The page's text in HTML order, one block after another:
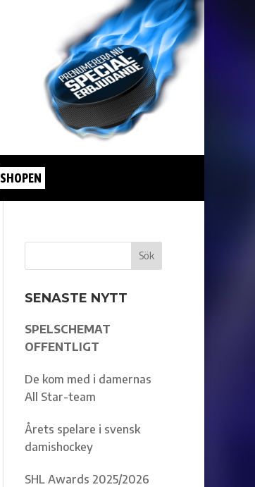
SHOPEN
SENASTE NYTT
SPELSCHEMAT
OFFENTLIGT
De kom med i damernas
All Star-team
Årets spelare i svensk
damishockey
SHL Awards 2025/2026